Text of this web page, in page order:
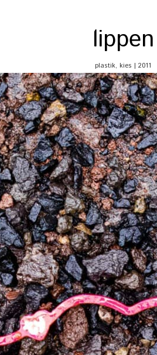
lippen
plastik, kies | 2011